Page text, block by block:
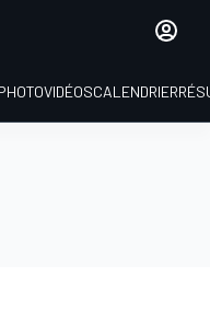
VIDÉOSCALENDRIER